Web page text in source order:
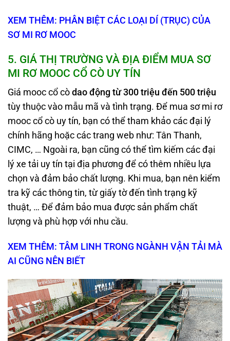
XEM THÊM: PHÂN BIỆT CÁC LOẠI DÍ (TRỤC) CỦA
SƠ MI RƠ MOOC
5. GIÁ THỊ TRƯỜNG VÀ ĐỊA ĐIỂM MUA SƠ
MI RƠ MOOC CỔ CÒ UY TÍN
Giá mooc cổ cò dao động từ 300 triệu đến 500 triệu
tùy thuộc vào mẫu mã và tình trạng. Để mua sơ mi rơ
mooc cổ cò uy tín, bạn có thể tham khảo các đại lý
chính hãng hoặc các trang web như: Tân Thanh,
CIMC, … Ngoài ra, bạn cũng có thể tìm kiếm các đại
lý xe tải uy tín tại địa phương để có thêm nhiều lựa
chọn và đảm bảo chất lượng. Khi mua, bạn nên kiểm
tra kỹ các thông tin, từ giấy tờ đến tình trạng kỹ
thuật, … Để đảm bảo mua được sản phẩm chất
lượng và phù hợp với nhu cầu.
XEM THÊM: TÂM LINH TRONG NGÀNH VẬN TẢI MÀ
AI CŨNG NÊN BIẾT